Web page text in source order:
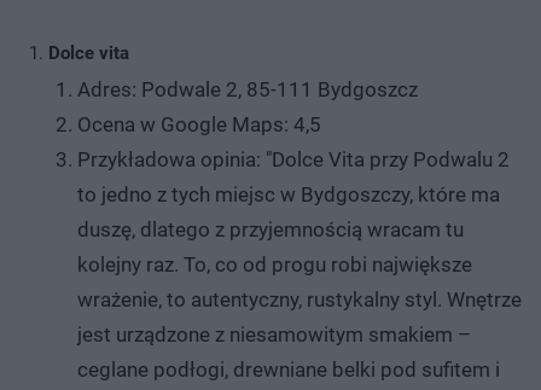
Dolce vita
Adres: Podwale 2, 85-111 Bydgoszcz
Ocena w Google Maps: 4,5
Przykładowa opinia: "Dolce Vita przy Podwalu 2
to jedno z tych miejsc w Bydgoszczy, które ma
duszę, dlatego z przyjemnością wracam tu
kolejny raz. To, co od progu robi największe
wrażenie, to autentyczny, rustykalny styl. Wnętrze
jest urządzone z niesamowitym smakiem –
ceglane podłogi, drewniane belki pod sufitem i